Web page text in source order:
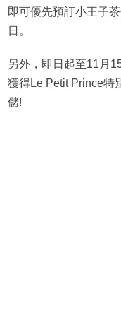
即可優先預訂小王子
日。
另外，即日起至11月
獲得Le Petit Prince特
儲!